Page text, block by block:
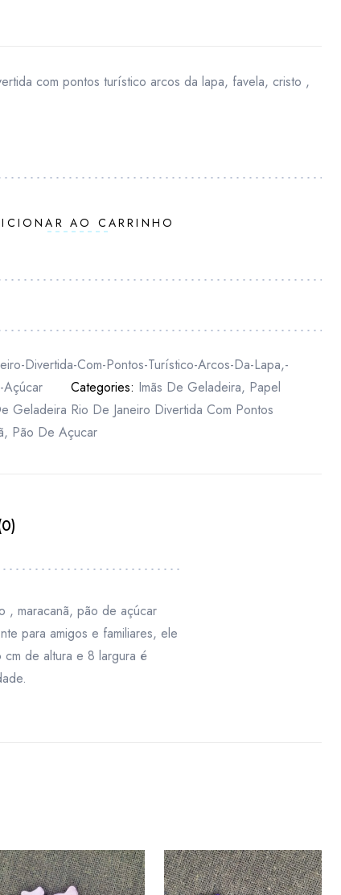
com pontos turístico arcos da lapa, favela, cristo ,
AO CARRINHO
Divertida-Com-Pontos-Turístico-Arcos-Da-Lapa,-
Açúcar
Categories: Imãs De Geladeira, Papel
Geladeira Rio De Janeiro Divertida Com Pontos
, Pão De Açucar
, maracanã, pão de açúcar
para amigos e familiares, ele
de altura e 8 largura é